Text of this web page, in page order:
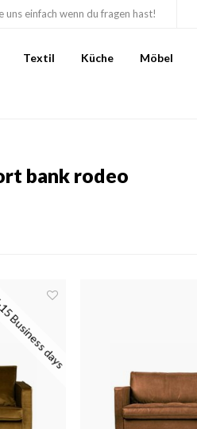
einfach wenn du fragen hast!
Textil Küche Möbel
bank rodeo
5-15 Business days